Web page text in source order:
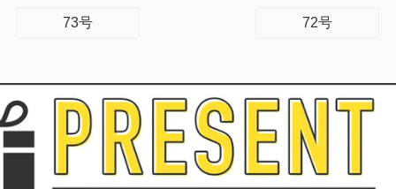
73号 72号